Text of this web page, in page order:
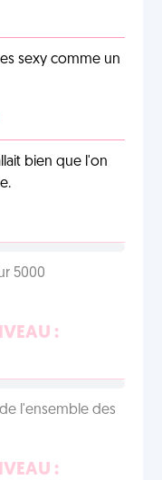
sexy comme un
bien que l'on
5000
:
l'ensemble des
: